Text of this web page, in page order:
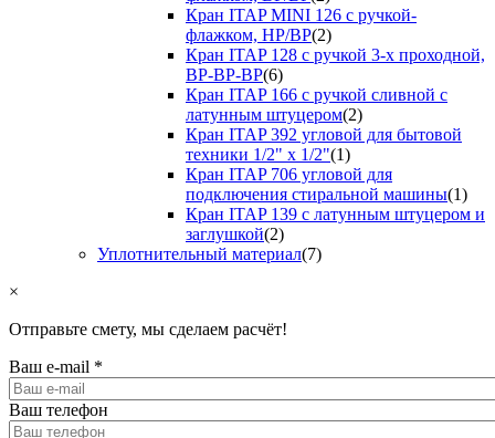
Кран ITAP MINI 126 с ручкой-
флажком, НР/ВР(2)
Кран ITAP 128 с ручкой 3-х проходной,
ВР-ВР-ВР(6)
Кран ITAP 166 с ручкой сливной с
латунным штуцером(2)
Кран ITAP 392 угловой для бытовой
техники 1/2" х 1/2"(1)
Кран ITAP 706 угловой для
подключения стиральной машины(1)
Кран ITAP 139 с латунным штуцером и
заглушкой(2)
Уплотнительный материал(7)
×
Отправьте смету, мы сделаем расчёт!
Ваш e-mail *
Ваш телефон